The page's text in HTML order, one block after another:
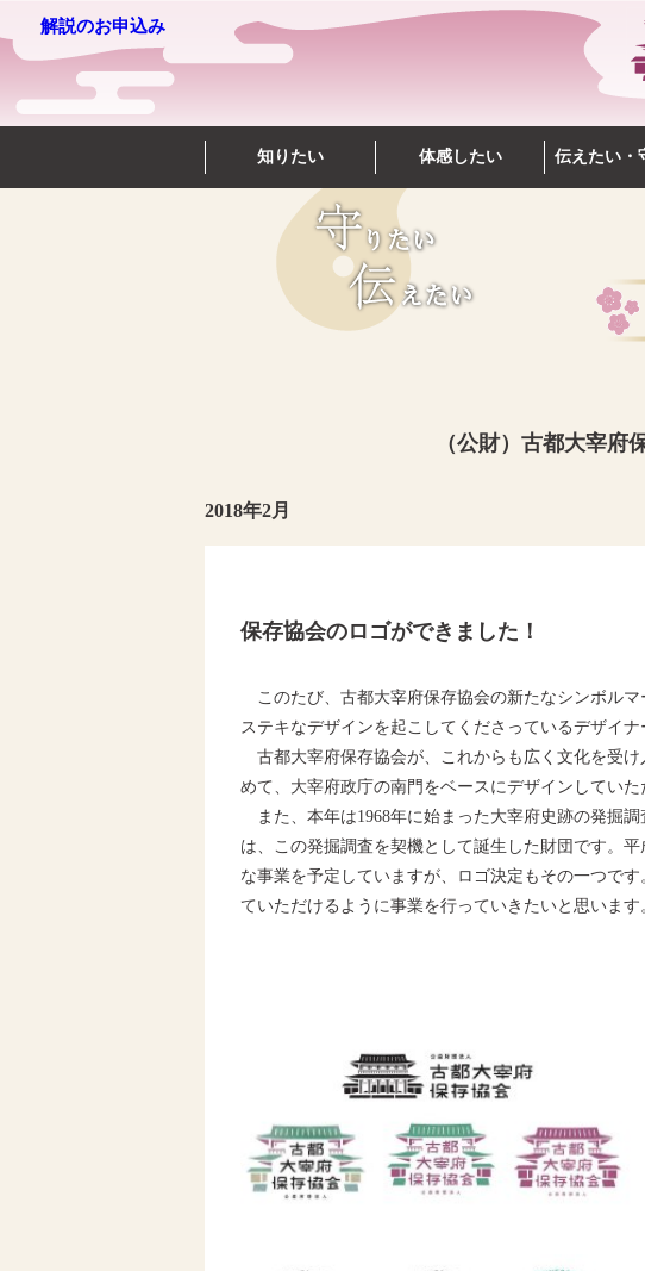
解説のお申込み
知りたい 体感したい 伝えたい・
（公財）古都大宰府
2018年2月
保存協会のロゴができました！
このたび、古都大宰府保存協会の新たなシンボル
ステキなデザインを起こしてくださっているデザイ
古都大宰府保存協会が、これからも広く文化を受け
めて、大宰府政庁の南門をベースにデザインしていた
また、本年は1968年に始まった大宰府史跡の発掘
は、この発掘調査を契機として誕生した財団です。
な事業を予定していますが、ロゴ決定もその一つで
ていただけるように事業を行っていきたいと思います